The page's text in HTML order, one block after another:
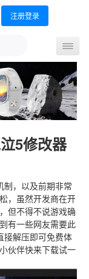
注册登录
导
航
开
关
5修改器
制，以及前期非常
，虽然开发商在开
但不得不说游戏确
有一些网友需要此
接解压即可免费体
伙伴快来下载试一